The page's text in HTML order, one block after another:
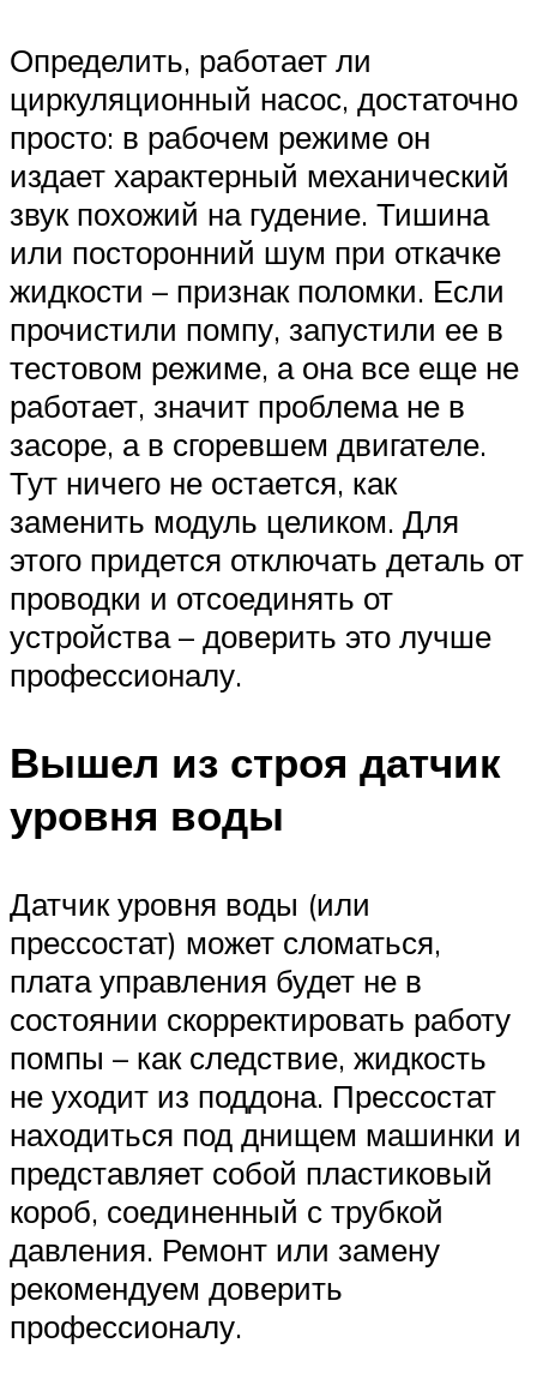
Определить, работает ли
циркуляционный насос, достаточно
просто: в рабочем режиме он
издает характерный механический
звук похожий на гудение. Тишина
или посторонний шум при откачке
жидкости – признак поломки. Если
прочистили помпу, запустили ее в
тестовом режиме, а она все еще не
работает, значит проблема не в
засоре, а в сгоревшем двигателе.
Тут ничего не остается, как
заменить модуль целиком. Для
этого придется отключать деталь от
проводки и отсоединять от
устройства – доверить это лучше
профессионалу.
Вышел из строя датчик
уровня воды
Датчик уровня воды (или
прессостат) может сломаться,
плата управления будет не в
состоянии скорректировать работу
помпы – как следствие, жидкость
не уходит из поддона. Прессостат
находиться под днищем машинки и
представляет собой пластиковый
короб, соединенный с трубкой
давления. Ремонт или замену
рекомендуем доверить
профессионалу.